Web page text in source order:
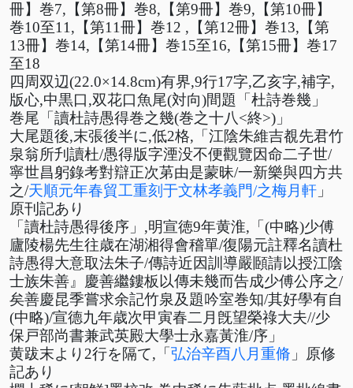
冊】巻7,【第8冊】巻8,【第9冊】巻9,【第10冊】
巻10至11,【第11冊】巻12 ,【第12冊】巻13,【第
13冊】巻14,【第14冊】巻15至16,【第15冊】巻17
至18
四周双辺(22.0×14.8cm)有界,9行17字,乙亥字,補字,
版心,中黒口,双花口魚尾(対向)間題「杜詩巻幾」
巻尾 「讀杜詩愚得巻之幾(巻之十八<終>)」
大尾題後,末張後半に,低2格,「江陰朱維吉覩先君竹
泉翁所刋讀杜/愚得版字湮没不便觀覽因命二子世/
寧世昌躬錄考對辯正次苐由是蒙昧/一新樂與四方共
之/天順元年春貿工重刻于文林孝義門/之梅月軒 」
原刊記あり
「讀杜詩愚得後序」,明宣徳9年黄淮,「(中略)少傅
廬陵楊先生往歳在湖湘得會稽單/復陽元註釋名讀杜
詩愚得大意取法朱子/傳詩近因訓導嚴頥請以授江陰
士族朱善』慶善繼鏤板以傳未幾而告成少傅公序之/
矣善慶昆季嘗求余記竹泉及題吟室巻知/其好學有自
(中略)/宣德九年歳次甲寅春二月旣望榮祿大夫//少
保戸部尚書兼武英殿大學士永嘉黃淮/序」
黄跋末より2行を隔て,「 弘治辛酉八月重脩 」原修
記あり